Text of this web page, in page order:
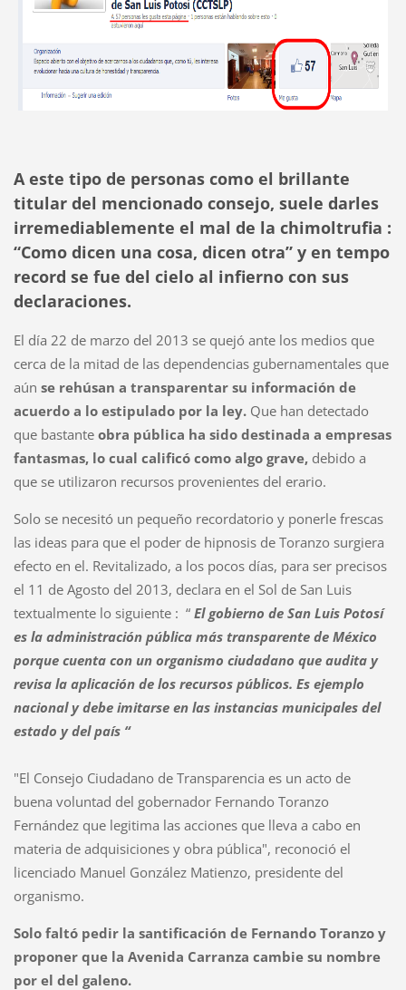
A este tipo de personas como el brillante
titular del mencionado consejo, suele darles
irremediablemente el mal de la chimoltrufia :
“Como dicen una cosa, dicen otra” y en tempo
record se fue del cielo al infierno con sus
declaraciones.
El día 22 de marzo del 2013 se quejó ante los medios que
cerca de la mitad de las dependencias gubernamentales que
aún se rehúsan a transparentar su información de
acuerdo a lo estipulado por la ley.Que han detectado
que bastante obra pública ha sido destinada a empresas
fantasmas, lo cual calificó como algo grave,debido a
que se utilizaron recursos provenientes del erario.
Solo se necesitó un pequeño recordatorio y ponerle frescas
las ideas para que el poder de hipnosis de Toranzo surgiera
efecto en el. Revitalizado, a los pocos días, para ser precisos
el 11 de Agosto del 2013, declara en el Sol de San Luis
textualmente lo siguiente : “El gobierno de San Luis Potosí
es la administración pública más transparente de México
porque cuenta con un organismo ciudadano que audita y
revisa la aplicación de los recursos públicos. Es ejemplo
nacional y debe imitarse en las instancias municipales del
estado y del país “
"El Consejo Ciudadano de Transparencia es un acto de
buena voluntad del gobernador Fernando Toranzo
Fernández que legitima las acciones que lleva a cabo en
materia de adquisiciones y obra pública", reconoció el
licenciado Manuel González Matienzo, presidente del
organismo.
Solo faltó pedir la santificación de Fernando Toranzo y
proponer que la Avenida Carranza cambie su nombre
por el del galeno.